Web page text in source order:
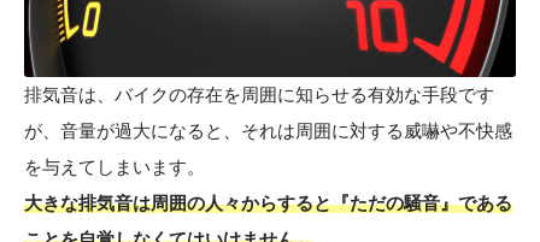
排気音は、バイクの存在を周囲に知らせる有効な手段です
が、音量が過大になると、それは周囲に対する威嚇や不快感
を与えてしまいます。
大きな排気音は周囲の人々からすると『ただの騒音』である